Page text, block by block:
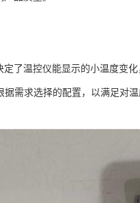
定了温控仪能显示的小温度变
需求选择的配置，以满足对